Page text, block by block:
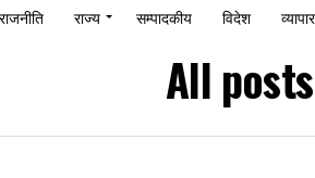
राजनीति राज्य सम्पादकीय विदेश व्यापार
All